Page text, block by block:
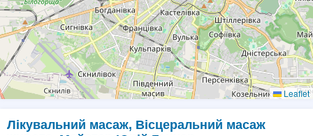
Leaflet
Лікувальний масаж, Вісцеральний масаж